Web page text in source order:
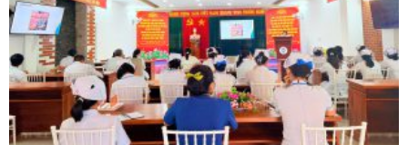
Bệnh viện Quân Dân Y Miền Đông tổ chức cập nhật kiến thức về bệnh
Tay Chân Miệng
08/04/2026